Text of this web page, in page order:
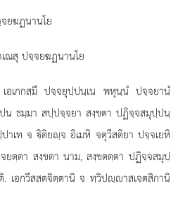
ยฆฏนานโย
ณสุ ปจฺจยฆฏนานโย
อเกกสฺมึ ปจฺจยุปฺปนฺเน พหุนฺนํ ปจฺจยานํ
น ธมฺมา สปฺปจฺจยา สงฺขตา ปฏิจฺจสมุปฺปนฺ
าเท จ ิติยฺจ อิเมหิ จตุวีสติยา ปจฺจเยหิ
ตฺตา สงฺขตา นาม, สงฺขตตฺตา ปฏิจฺจสมุปฺ
เอกวีสสตจิตฺตานิ จ ทฺวิปฺาสเจตสิกานิ